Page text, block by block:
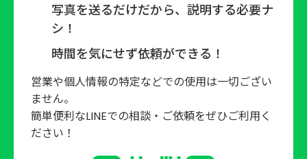
写真を送るだけだから、説明する必要ナ
シ！
時間を気にせず依頼ができる！
営業や個⼈情報の特定などでの使⽤は⼀切ござい
ません。
簡単便利なLINEでの相談‧ご依頼をぜひご利⽤く
ださい！